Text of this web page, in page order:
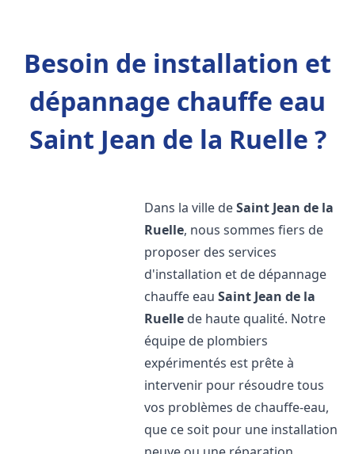
Besoin de installation et
dépannage chauffe eau
Saint Jean de la Ruelle ?
Dans la ville deSaint Jean de la
Ruelle, nous sommes fiers de
proposer des services
d'installation et de dépannage
chauffe eauSaint Jean de la
Ruelle de haute qualité. Notre
équipe de plombiers
expérimentés est prête à
intervenir pour résoudre tous
vos problèmes de chauffe-eau,
que ce soit pour une installation